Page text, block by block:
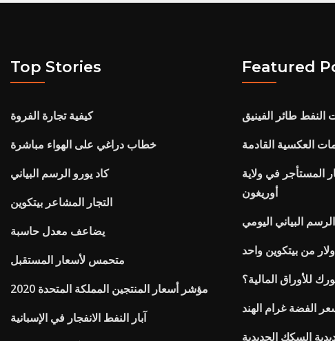
Top Stories
كيفية تجارة الفروة
خطاب دراغي على الهواء مباشرة
كاد يورو الرسم البياني
التجار المشاعر بيتكوين
يضاعف معدل حاسبة
متحمس لأسعار المستقبل
مؤشر أسعار المنتجين المملكة المتحدة 2020
آبار النفط الانفجار في الإسبانية
Featured
النفط طائر الفينيق
العكسية القادمة
المستأجر في ولاية
أوريغون
البياني اليومي
من بيتكوين واحد
للأوراق المالية؟
الفضة غرام الهند